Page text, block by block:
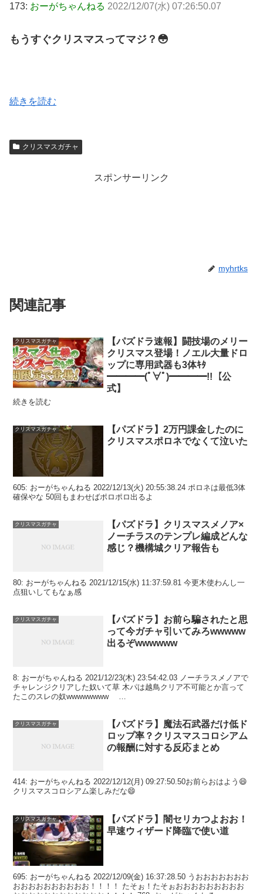
173: おーがちゃんねる 2022/12/07(水) 07:26:50.07
もうすぐクリスマスってマジ？😳
続きを読む
クリスマスガチャ
スポンサーリンク
myhrtks
関連記事
クリスマスガチャ
【パズドラ速報】闘技場のメリー
クリスマス登場！ノエル大量ドロ
ップに専用武器も3体ｷﾀ
━━━━(ﾟ∀ﾟ)━━━━!!【公
式】
続きを読む
クリスマスガチャ
【パズドラ】2万円課金したのに
クリスマスポロネでなくて泣いた
605: おーがちゃんねる 2022/12/13(火) 20:55:38.24 ポロネは最低3体
確保やな 50回もまわせばポロポロ出るよ
クリスマスガチャ
【パズドラ】クリスマスメノア×
ノーチラスのテンプレ編成どんな
感じ？機構城クリア報告も
80: おーがちゃんねる 2021/12/15(水) 11:37:59.81 今更木使わんし一
点狙いしてもなぁ感
クリスマスガチャ
【パズドラ】お前ら騙されたと思
って今ガチャ引いてみろwwwww
出るぞwwwwww
8: おーがちゃんねる 2021/12/23(木) 23:54:42.03 ノーチラスメノアで
チャレンジクリアした奴いて草 木パは越鳥クリア不可能とか言って
たこのスレの奴wwwwwwww
クリスマスガチャ
【パズドラ】魔法石武器だけ低ド
ロップ率？クリスマスコロシアム
の報酬に対する反応まとめ
414: おーがちゃんねる 2022/12/12(月) 09:27:50.50お前らおはよう😄
クリスマスコロシアム楽しみだな😄
クリスマスガチャ
【パズドラ】闇セリカつよおお！
早速ウィザード降臨で使い道
695: おーがちゃんねる 2022/12/09(金) 16:37:28.50 うおおおおおおお
おおおおおおおおおお！！！！ たそぉ！たそぉおおおおおおおおお